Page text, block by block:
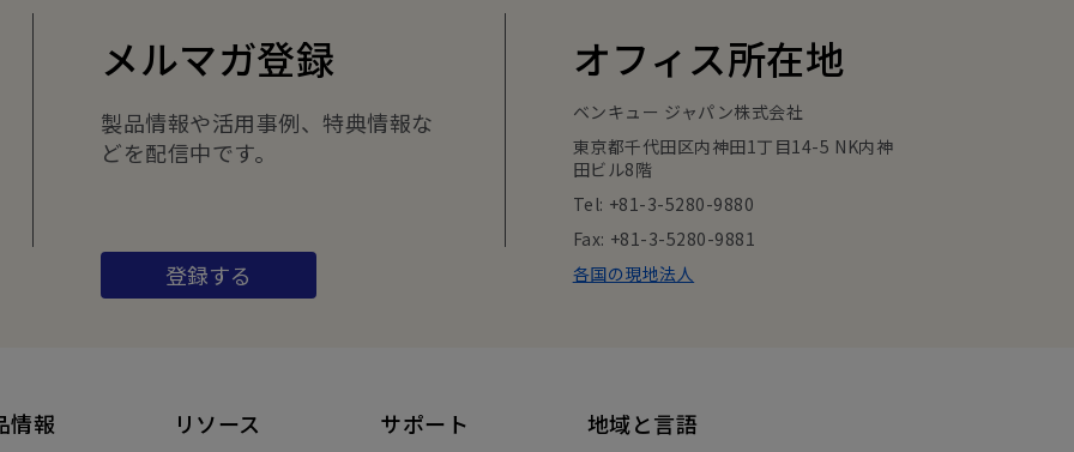
メルマガ登録
製品情報や活用事例、特典情報な
どを配信中です。
登録する
オフィス所在地
ベンキュー ジャパン株式会社
東京都千代田区内神田1丁目14-5 NK内神
田ビル8階
Tel: +81-3-5280-9880
Fax: +81-3-5280-9881
各国の現地法人
情報 リソース サポート 地域と言語